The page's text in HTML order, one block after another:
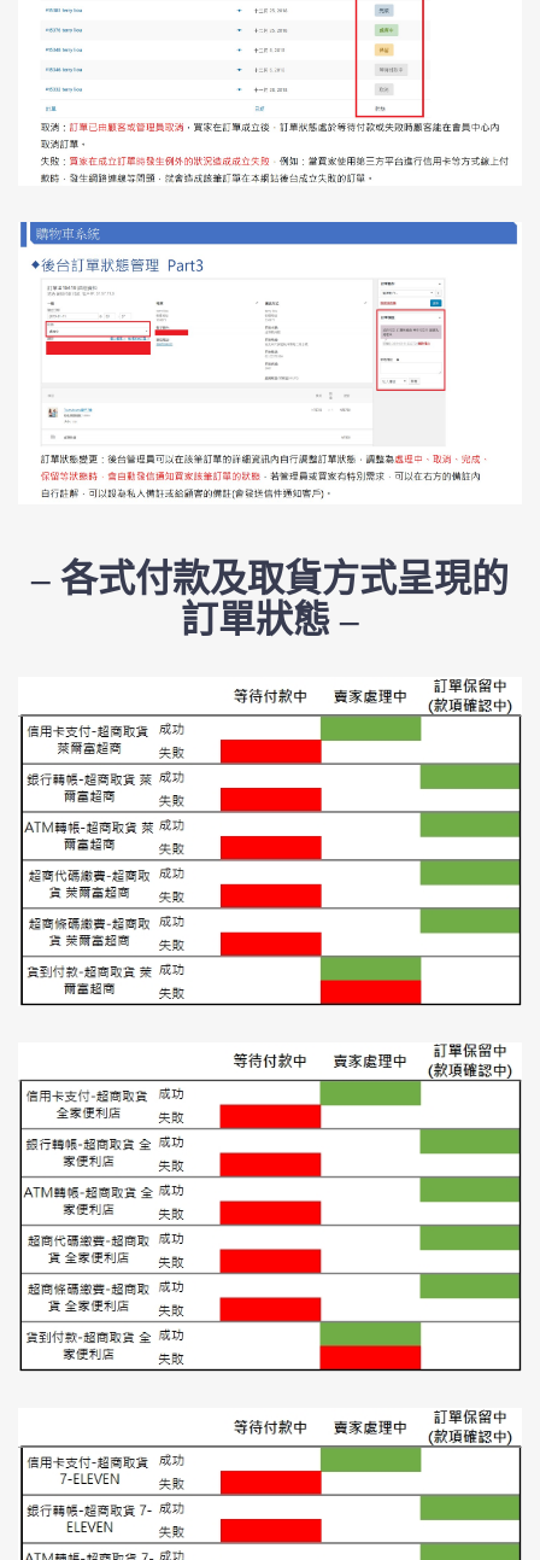
– 各式付款及取貨方式呈現的
訂單狀態 –